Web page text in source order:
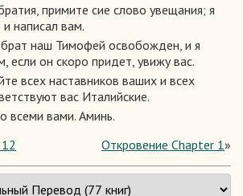
примите сие слово увещания; я
написал вам.
наш Тимофей освобожден, и я
если он скоро придет, увижу вас.
всех наставников ваших и всех
вас Италийские.
всеми вами. Аминь.
Откровение Chapter 1»